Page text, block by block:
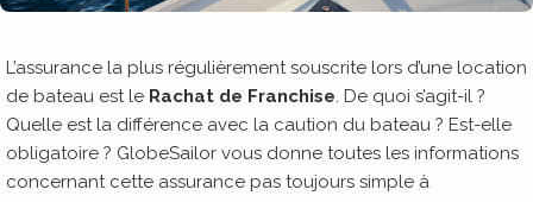
L’assurance la plus régulièrement souscrite lors d’une location
de bateau est le Rachat de Franchise. De quoi s’agit-il ?
Quelle est la différence avec la caution du bateau ? Est-elle
obligatoire ? GlobeSailor vous donne toutes les informations
concernant cette assurance pas toujours simple à